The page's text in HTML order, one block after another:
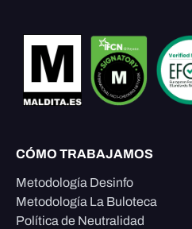
CÓMO TRABAJAMOS
Metodología Desinfo
Metodología La Buloteca
Política de Neutralidad